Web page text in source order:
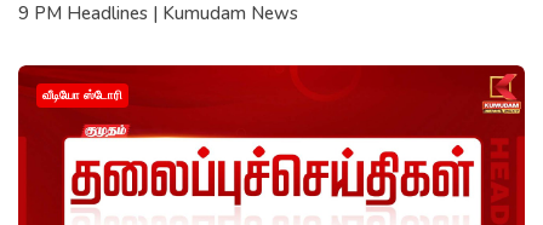
9 PM Headlines | Kumudam News
வீடியோ ஸ்டோரி